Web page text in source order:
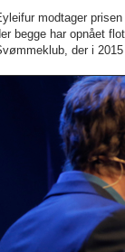
modtager
begge har opnået
der i